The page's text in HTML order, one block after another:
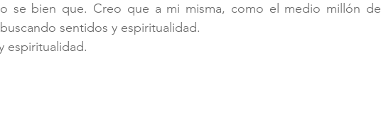
se bien que. Creo que a mi misma, como el medio millón de
sentidos y espiritualidad.
espiritualidad.